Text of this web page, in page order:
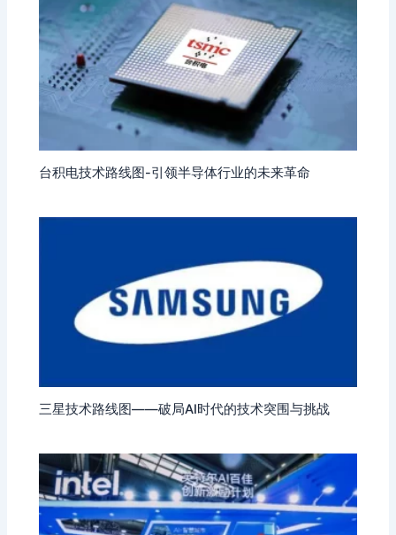
台积电技术路线图-引领半导体行业的未来革命
三星技术路线图——破局AI时代的技术突围与挑战